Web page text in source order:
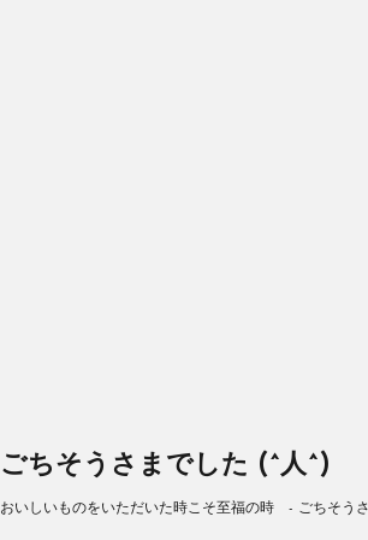
ごちそうさまでした (^人^)
おいしいものをいただいた時こそ至福の時 - ごちそう